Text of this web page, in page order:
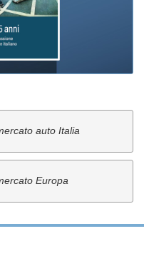
auto Italia
Europa